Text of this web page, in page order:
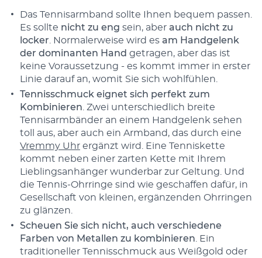
Das Tennisarmband sollte Ihnen bequem passen.
Es sollte nicht zu eng sein, aber auch nicht zu
locker . Normalerweise wird es am Handgelenk
der dominanten Hand getragen, aber das ist
keine Voraussetzung - es kommt immer in erster
Linie darauf an, womit Sie sich wohlfühlen.
Tennisschmuck eignet sich perfekt zum
Kombinieren . Zwei unterschiedlich breite
Tennisarmbänder an einem Handgelenk sehen
toll aus, aber auch ein Armband, das durch eine
Vremmy Uhr ergänzt wird. Eine Tenniskette
kommt neben einer zarten Kette mit Ihrem
Lieblingsanhänger wunderbar zur Geltung. Und
die Tennis-Ohrringe sind wie geschaffen dafür, in
Gesellschaft von kleinen, ergänzenden Ohrringen
zu glänzen.
Scheuen Sie sich nicht, auch verschiedene
Farben von Metallen zu kombinieren . Ein
traditioneller Tennisschmuck aus Weißgold oder